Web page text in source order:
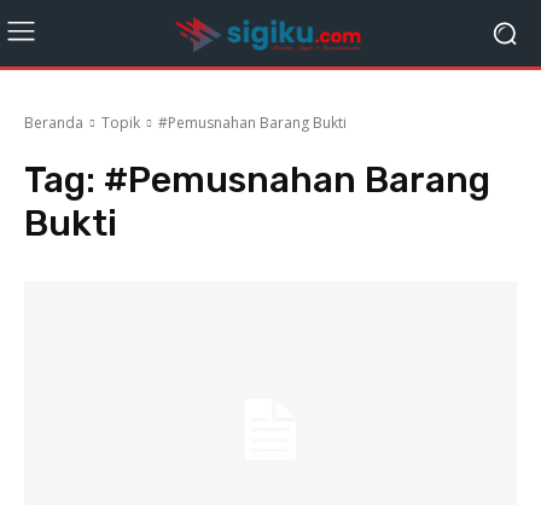
Beranda Topik #Pemusnahan Barang Bukti
Tag: #Pemusnahan Barang
Bukti